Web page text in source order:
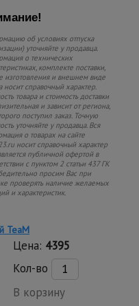
об условиях отпуска
уточняйте у продавца.
о технических
комплекте поставки,
изготовления и внешнем виде
носит справочный характер.
товара и стоимость доставки
и зависит от региона,
поступил заказ. Точную
уточняйте у продавца. Вся
о товарах на сайте
носит справочный характер
публичной офертой в
с пунктом 2 статьи 437 ГК
просим Вас при
проверять наличие желаемых
и характеристик.
TeaM
Цена: 4395
Кол-во
В корзину